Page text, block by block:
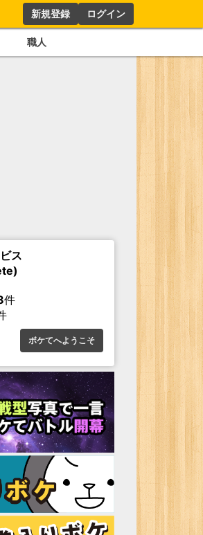
新規登録 ログイン
職人
ス
件
ボケてへようこそ